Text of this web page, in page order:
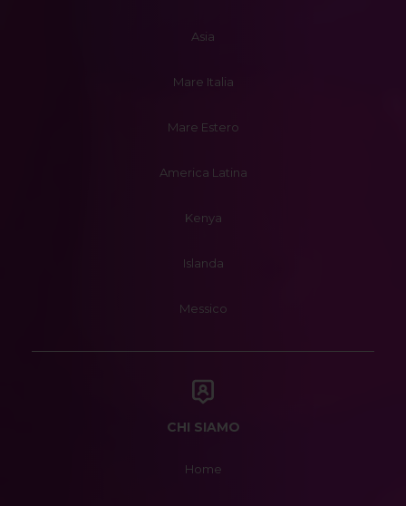
Asia
Mare Italia
Mare Estero
America Latina
Kenya
Islanda
Messico
CHI SIAMO
Home